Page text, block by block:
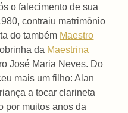
o falecimento de sua
contraiu matrimônio
do também Maestro
da Maestrina
José Maria Neves. Do
mais um filho: Alan
a tocar clarineta
por muitos anos da